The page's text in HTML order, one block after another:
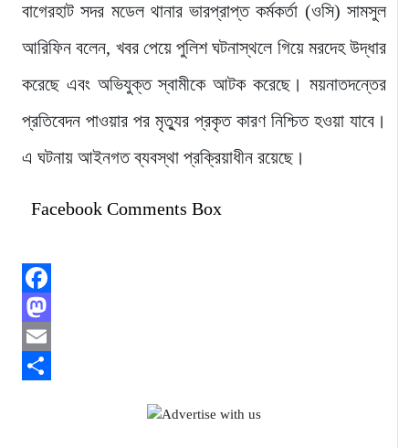
বাগেরহাট সদর মডেল থানার ভারপ্রাপ্ত কর্মকর্তা (ওসি) সামসুল
আরিফিন বলেন, খবর পেয়ে পুলিশ ঘটনাস্থলে গিয়ে মরদেহ উদ্ধার
করেছে এবং অভিযুক্ত স্বামীকে আটক করেছে। ময়নাতদন্তের
প্রতিবেদন পাওয়ার পর মৃত্যুর প্রকৃত কারণ নিশ্চিত হওয়া যাবে।
এ ঘটনায় আইনগত ব্যবস্থা প্রক্রিয়াধীন রয়েছে।
Facebook Comments Box
Facebook
Mastodon
Email